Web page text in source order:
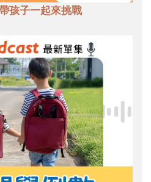
孩子一起來挑戰